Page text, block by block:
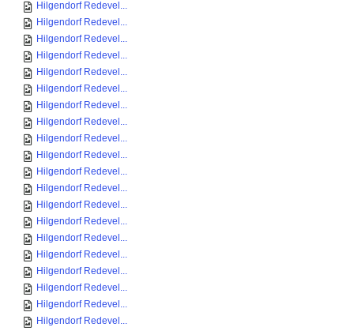
Hilgendorf Redevel...
Hilgendorf Redevel...
Hilgendorf Redevel...
Hilgendorf Redevel...
Hilgendorf Redevel...
Hilgendorf Redevel...
Hilgendorf Redevel...
Hilgendorf Redevel...
Hilgendorf Redevel...
Hilgendorf Redevel...
Hilgendorf Redevel...
Hilgendorf Redevel...
Hilgendorf Redevel...
Hilgendorf Redevel...
Hilgendorf Redevel...
Hilgendorf Redevel...
Hilgendorf Redevel...
Hilgendorf Redevel...
Hilgendorf Redevel...
Hilgendorf Redevel...